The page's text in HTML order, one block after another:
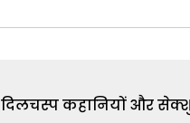
दिलचस्प कहानियों और